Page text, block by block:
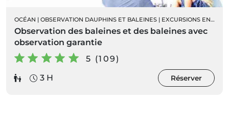
OCÉAN | OBSERVATION DAUPHINS ET BALEINES | EXCURSIONS EN BATEAU
Observation des baleines et des baleines avec
observation garantie
5 (109)
3 H
Réserver